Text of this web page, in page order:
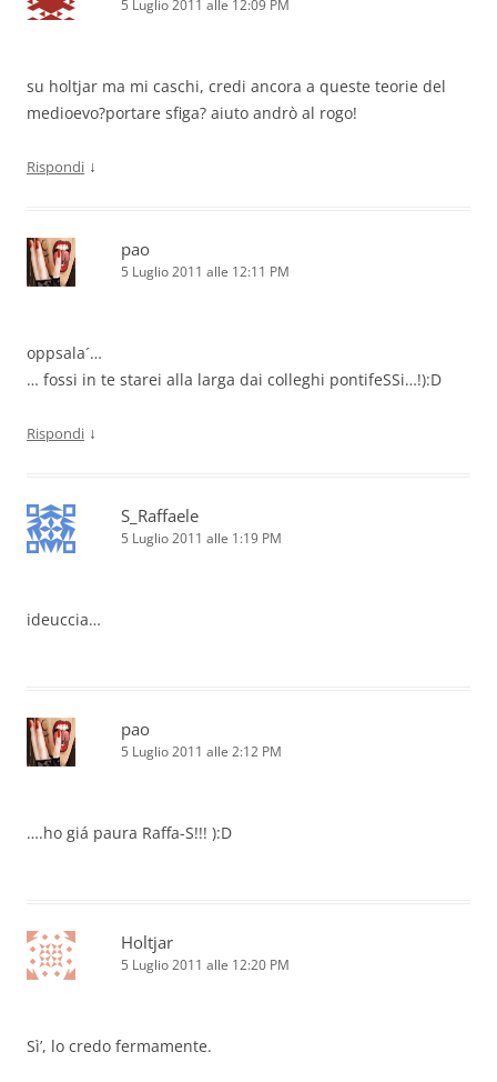
5 Luglio 2011 alle 12:09 PM
su holtjar ma mi caschi, credi ancora a queste teorie del
medioevo?portare sfiga? aiuto andrò al rogo!
Rispondi ↓
pao
5 Luglio 2011 alle 12:11 PM
oppsala´…
… fossi in te starei alla larga dai colleghi pontifeSSi…!):D
Rispondi ↓
S_Raffaele
5 Luglio 2011 alle 1:19 PM
ideuccia…
pao
5 Luglio 2011 alle 2:12 PM
….ho giá paura Raffa-S!!! ):D
Holtjar
5 Luglio 2011 alle 12:20 PM
Sì’, lo credo fermamente.